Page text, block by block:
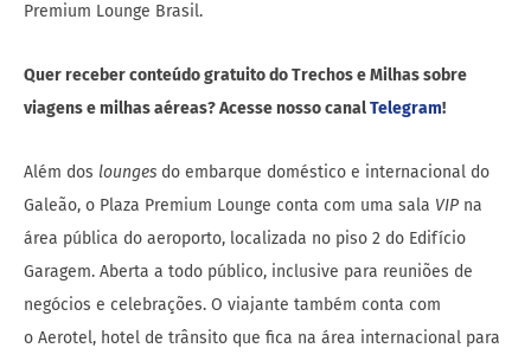
Premium Lounge Brasil.
Quer receber conteúdo gratuito do Trechos e Milhas sobre
viagens e milhas aéreas? Acesse nosso canalTelegram!
Além dos lounges do embarque doméstico e internacional do
Galeão, o Plaza Premium Lounge conta com uma sala VIP na
área pública do aeroporto, localizada no piso 2 do Edifício
Garagem. Aberta a todo público, inclusive para reuniões de
negócios e celebrações. O viajante também conta com
o Aerotel, hotel de trânsito que fica na área internacional para